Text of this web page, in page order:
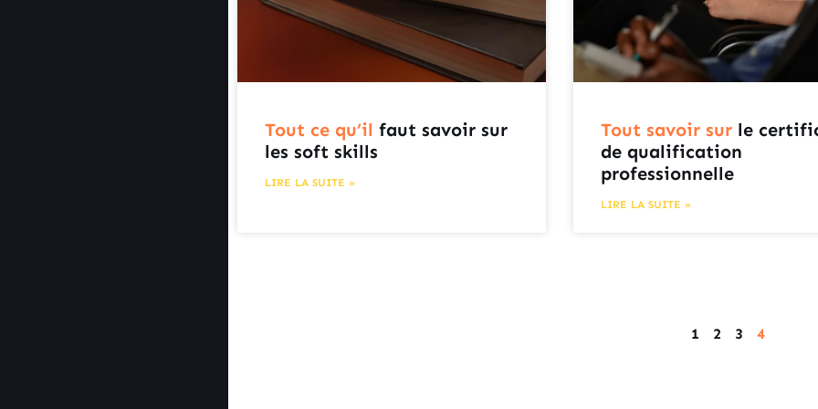
Tout ce qu’il faut savoir sur
les soft skills
LIRE LA SUITE »
Tout savoir sur le
de qualification
professionnelle
LIRE LA SUITE »
1 2 3 4